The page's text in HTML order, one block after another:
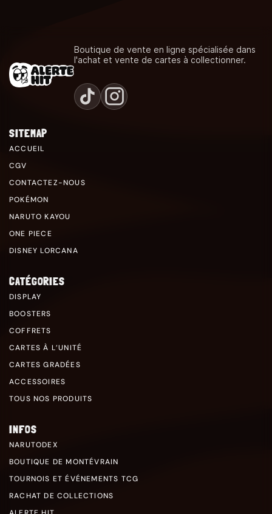
Boutique de vente en ligne spécialisée dans
l'achat et vente de cartes à collectionner.
SITEMAP
ACCUEIL
CGV
CONTACTEZ-NOUS
POKÉMON
NARUTO KAYOU
ONE PIECE
DISNEY LORCANA
CATÉGORIES
DISPLAY
BOOSTERS
COFFRETS
CARTES À L’UNITÉ
CARTES GRADÉES
ACCESSOIRES
TOUS NOS PRODUITS
INFOS
NARUTODEX
BOUTIQUE DE MONTÉVRAIN
TOURNOIS ET ÉVÉNEMENTS TCG
RACHAT DE COLLECTIONS